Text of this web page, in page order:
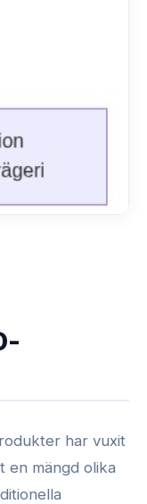
har vuxit
en mängd olika